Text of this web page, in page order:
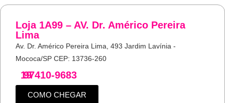
Loja 1A99 – AV. Dr. Américo Pereira
Lima
Av. Dr. Américo Pereira Lima, 493 Jardim Lavínia -
Mococa/SP CEP: 13736-260
19
97410-9683
COMO CHEGAR